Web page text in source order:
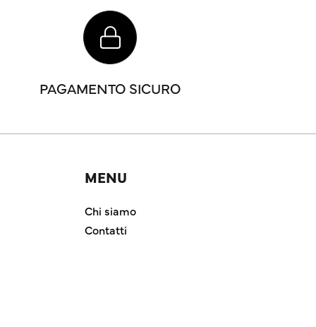
PAGAMENTO SICURO
MENU
Chi siamo
Contatti